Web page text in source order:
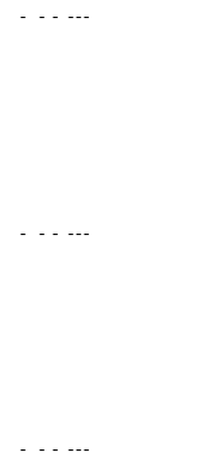
- - - ---
- - - ---
- - - ---